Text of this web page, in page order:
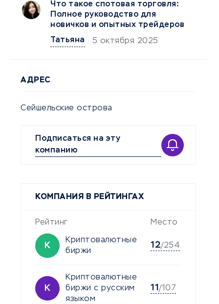
Что такое спотовая торговля:
Полное руководство для
новичков и опытных трейдеров
Татьяна
5 октября 2025
АДРЕС
Сейшельские острова
Подписаться на эту
компанию
КОМПАНИЯ В РЕЙТИНГАХ
Рейтинг Место
К
Криптовалютные
биржи
12/254
К
Криптовалютные
биржи с русским
языком
11/107